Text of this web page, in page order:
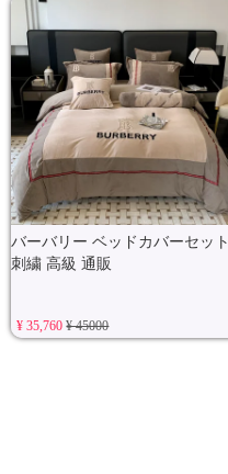
バーバリー ベッドカバーセット
刺繍 高級 通販
¥ 35,760¥ 45000